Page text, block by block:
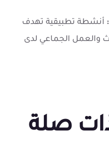
أنشطة تطبيقية تهدف
والعمل الجماعي لدى
صلة